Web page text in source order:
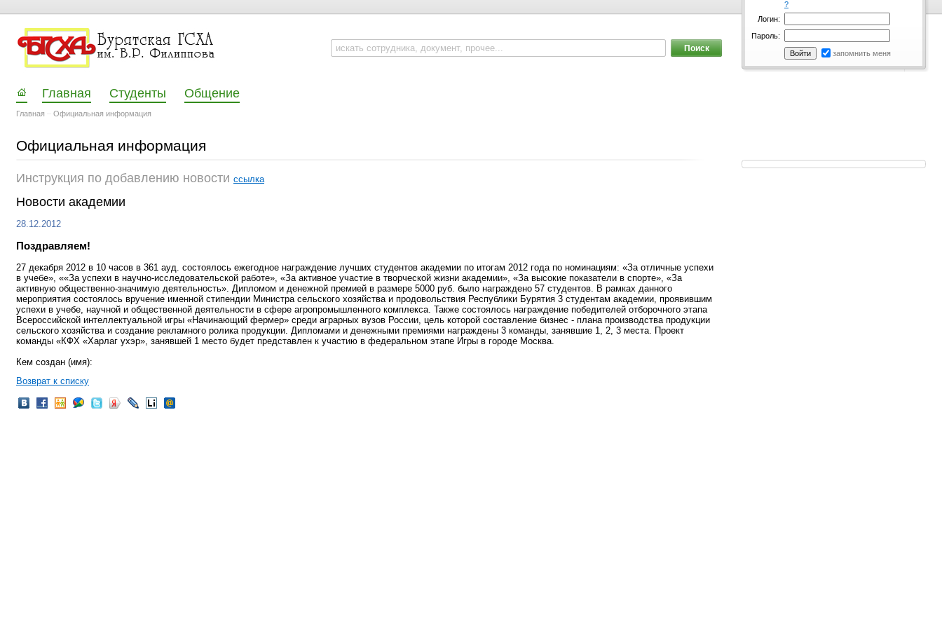
?
Логин:
Пароль:
запомнить меня
Главная Студенты Общение
Главная Официальная информация
Официальная информация
Инструкция по добавлению новости ссылка
Новости академии
28.12.2012
Поздравляем!
27 декабря 2012 в 10 часов в 361 ауд. состоялось ежегодное награждение лучших студентов академии по итогам 2012 года по номинациям: «За отличные успехи
в учебе», ««За успехи в научно-исследовательской работе», «За активное участие в творческой жизни академии», «За высокие показатели в спорте», «За
активную общественно-значимую деятельность». Дипломом и денежной премией в размере 5000 руб. было награждено 57 студентов. В рамках данного
мероприятия состоялось вручение именной стипендии Министра сельского хозяйства и продовольствия Республики Бурятия 3 студентам академии, проявившим
успехи в учебе, научной и общественной деятельности в сфере агропромышленного комплекса. Также состоялось награждение победителей отборочного этапа
Всероссийской интеллектуальной игры «Начинающий фермер» среди аграрных вузов России, цель которой составление бизнес - плана производства продукции
сельского хозяйства и создание рекламного ролика продукции. Дипломами и денежными премиями награждены 3 команды, занявшие 1, 2, 3 места. Проект
команды «КФХ «Харлаг ухэр», занявшей 1 место будет представлен к участию в федеральном этапе Игры в городе Москва.
Кем создан (имя):
Возврат к списку